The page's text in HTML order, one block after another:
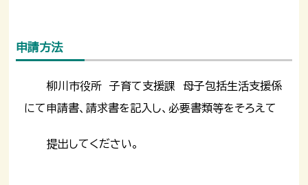
申請方法
柳川市役所 子育て支援課 母子包括生活支援係
にて申請書、請求書を記入し、必要書類等をそろえて
提出してください。